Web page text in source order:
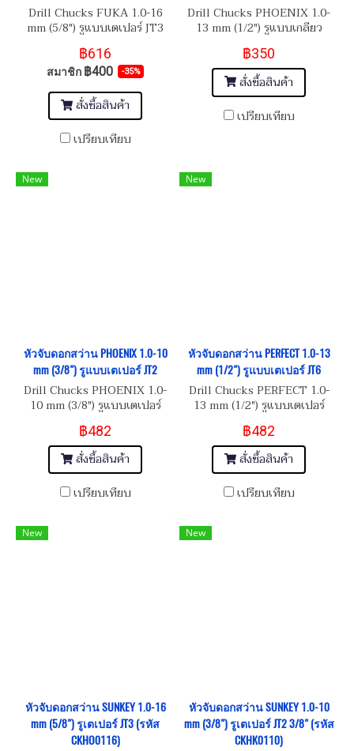
Drill Chucks FUKA 1.0-16
mm (5/8") รูแบบเตเปอร์ JT3
(รหัส FU1701016)
฿616
สมาชิก ฿400 -35%
สั่งซื้อสินค้า
เปรียบเทียบ
Drill Chucks PHOENIX 1.0-
13 mm (1/2") รูแบบเกลียว
1/2"x20 UNF
฿350
สั่งซื้อสินค้า
เปรียบเทียบ
New
หัวจับดอกสว่าน PHOENIX 1.0-10
mm (3/8") รูแบบเตเปอร์ JT2
Drill Chucks PHOENIX 1.0-
10 mm (3/8") รูแบบเตเปอร์
฿482
สั่งซื้อสินค้า
เปรียบเทียบ
New
หัวจับดอกสว่าน PERFECT 1.0-13
mm (1/2") รูแบบเตเปอร์ JT6
Drill Chucks PERFECT 1.0-
13 mm (1/2") รูแบบเตเปอร์
฿482
สั่งซื้อสินค้า
เปรียบเทียบ
New
หัวจับดอกสว่าน SUNKEY 1.0-16
mm (5/8") รูเตเปอร์ JT3 (รหัส
CKHO0116)
New
หัวจับดอกสว่าน SUNKEY 1.0-10
mm (3/8") รูเตเปอร์ JT2 3/8" (รหัส
CKHK0110)